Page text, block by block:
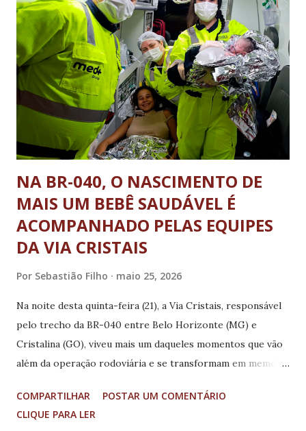
todas no estado de São Paulo. O projeto oferecerá
assessoria técnica especializada para auxiliar os municípios
na elaboração de estratégias de transformação digital
urbana e no planejamento de soluções tecnológicas
voltadas ao desenvolvimento sustentável, eficiência dos
serviços públicos, inovação, inclusão digital e melhoria da
qualidade de vida da população. Após a conclusão do
processo seletivo, as c...
NA BR-040, O NASCIMENTO DE
MAIS UM BEBÊ SAUDÁVEL É
ACOMPANHADO PELAS EQUIPES
DA VIA CRISTAIS
Por Sebastião Filho maio 25, 2026
Na noite desta quinta-feira (21), a Via Cristais, responsável
pelo trecho da BR-040 entre Belo Horizonte (MG) e
Cristalina (GO), viveu mais um daqueles momentos que vão
além da operação rodoviária e se transformam em memória
socorristas da concessionária apoiaram o nascimento de
um bebê na ambulância. Por volta das 18h45, uma gestante
COMPARTILHAR
POSTAR UM COMENTÁRIO
CLIQUE PARA LER